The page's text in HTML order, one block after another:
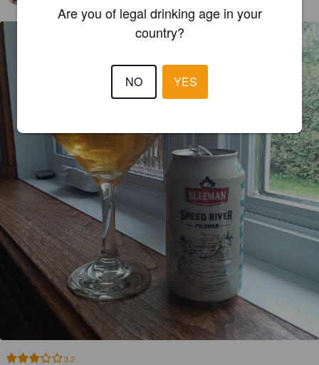
3.2
Are you of legal drinking age in your
country?
NO YES